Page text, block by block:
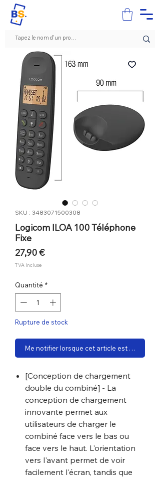
SKU : 3483071500308
Logicom ILOA 100 Téléphone
Fixe
27,90 €Prix
TVA Incluse
Quantité *
Rupture de stock
Me notifier lorsque cet article est disponible
[Conception de chargement
double du combiné] - La
conception de chargement
innovante permet aux
utilisateurs de charger le
combiné face vers le bas ou
face vers le haut. L'orientation
vers l'avant permet de voir
facilement l'écran, tandis que